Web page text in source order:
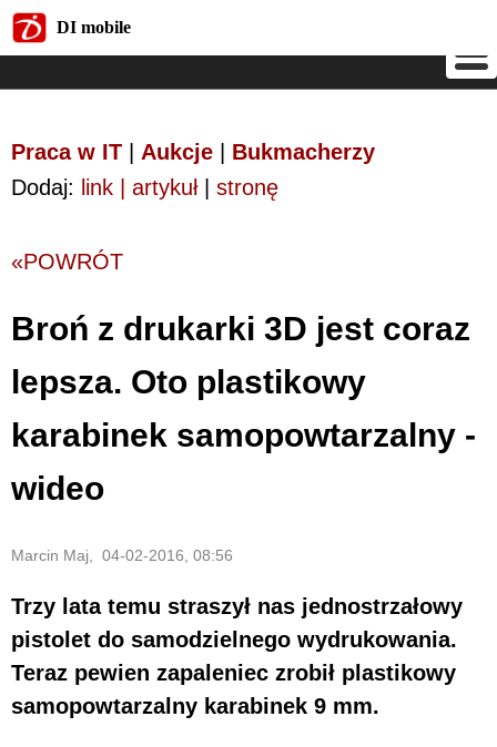
DI mobile
Praca w IT Aukcje
Bukmacherzy
Dodaj: link | artykuł| stronę
«POWRÓT
Broń z drukarki 3D jest coraz
lepsza. Oto plastikowy
karabinek samopowtarzalny -
wideo
Marcin Maj, 04-02-2016, 08:56
Trzy lata temu straszył nas jednostrzałowy
pistolet do samodzielnego wydrukowania.
Teraz pewien zapaleniec zrobił plastikowy
samopowtarzalny karabinek 9 mm.
DI mobile